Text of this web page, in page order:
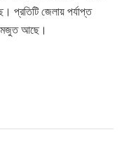
প্রতিটি জেলায় পর্যাপ্ত
মজুত আছে।